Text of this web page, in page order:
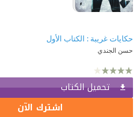
حكايات غريبة : الكتاب الأول
حسن الجندي
تحميل الكتاب
اشترك الآن